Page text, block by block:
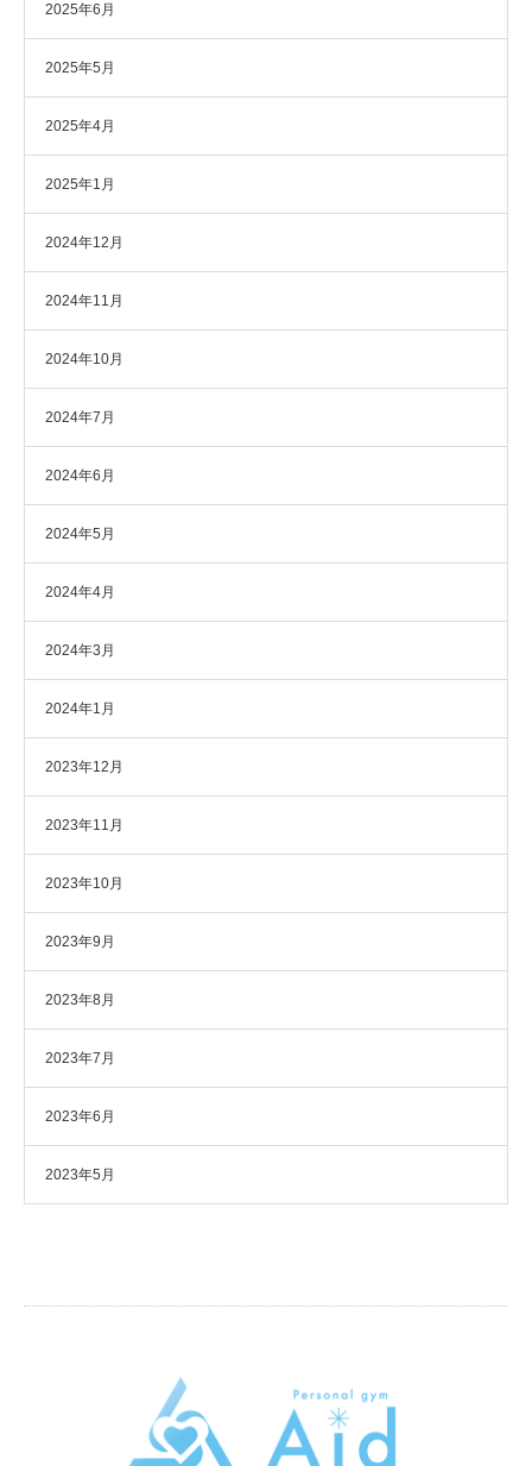
2025年6月
2025年5月
2025年4月
2025年1月
2024年12月
2024年11月
2024年10月
2024年7月
2024年6月
2024年5月
2024年4月
2024年3月
2024年1月
2023年12月
2023年11月
2023年10月
2023年9月
2023年8月
2023年7月
2023年6月
2023年5月